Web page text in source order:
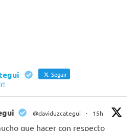
Seguir
@daviduzcategui · 15h
que hacer con respecto